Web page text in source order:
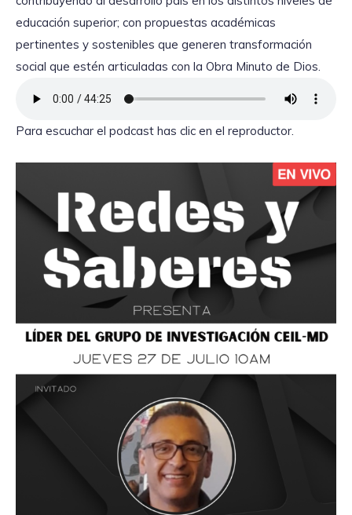
educación superior; con propuestas académicas
pertinentes y sostenibles que generen transformación
social que estén articuladas con la Obra Minuto de Dios.
Para escuchar el podcast has clic en el reproductor.